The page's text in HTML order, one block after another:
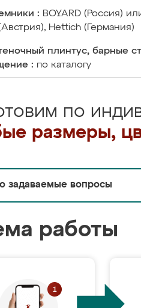
: BOYARD (Россия)
Hettich (Германия)
плинтус, барные
: по каталогу
по
размеры,
задаваемые вопросы
работы